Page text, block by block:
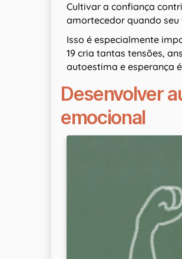
Cultivar a confiança
amortecedor quando
Isso é especialmente
19 cria tantas tensões,
autoestima e esperança
Desenvolver
emocional